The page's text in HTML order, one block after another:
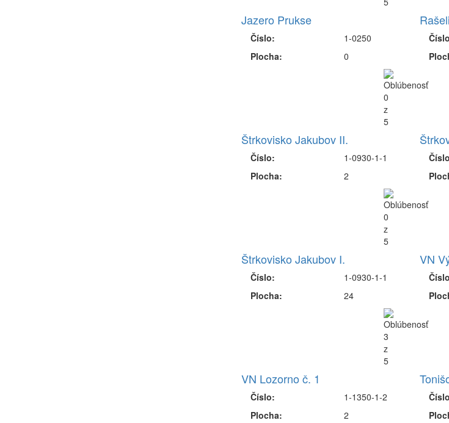
Jazero Prukse
Číslo:
Plocha:
1-0250
0
Štrkovisko Jakubov II.
Číslo:
Plocha:
1-0930-1-1
2
Štrkovisko Jakubov I.
Číslo:
Plocha:
1-0930-1-1
24
VN
VN Lozorno č. 1
Číslo:
Plocha:
1-1350-1-2
2